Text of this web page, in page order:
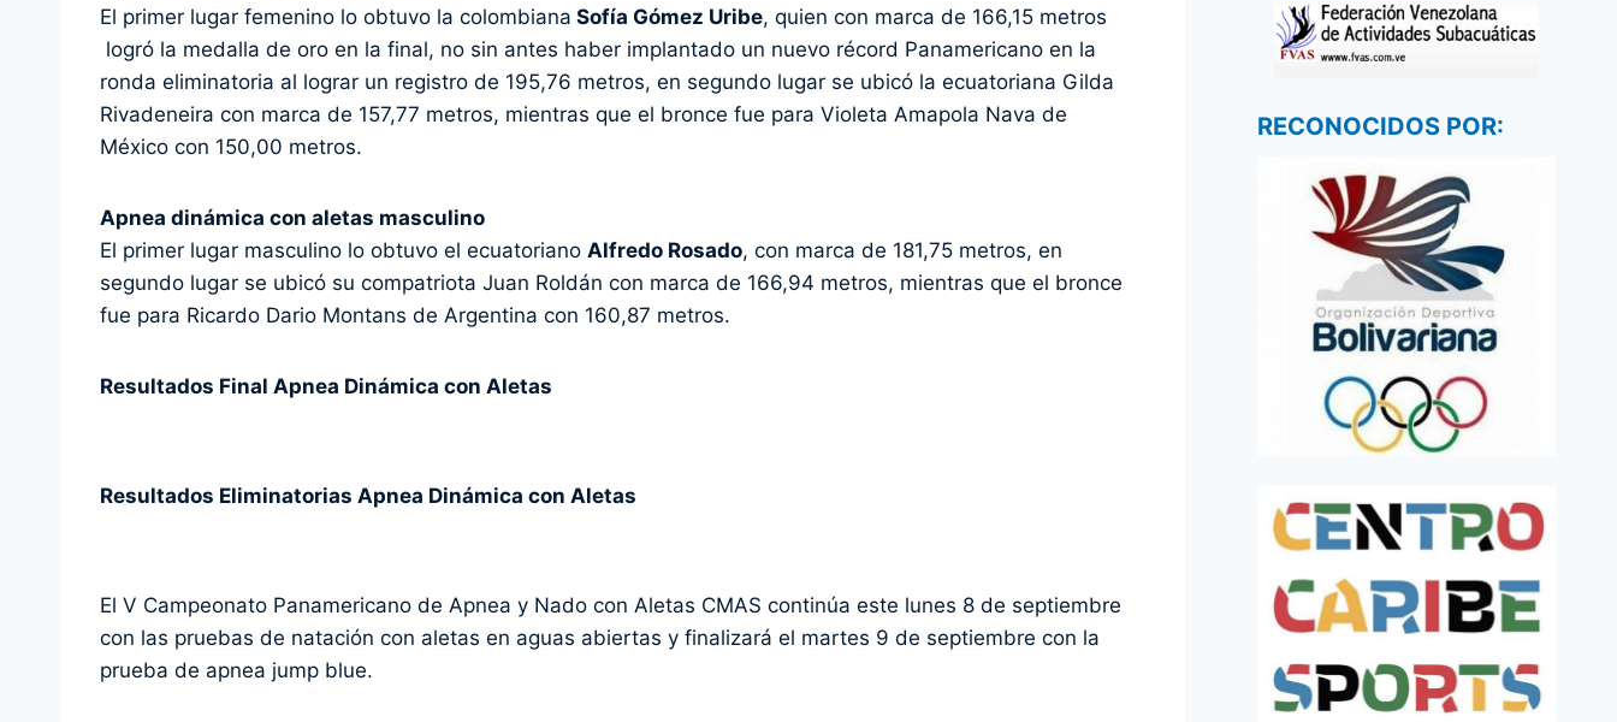
El primer lugar femenino lo obtuvo la colombiana Sofía Gómez Uribe, quien con marca de 166,15 metros
logró la medalla de oro en la final, no sin antes haber implantado un nuevo récord Panamericano en la
ronda eliminatoria al lograr un registro de 195,76 metros, en segundo lugar se ubicó la ecuatoriana Gilda
Rivadeneira con marca de 157,77 metros, mientras que el bronce fue para Violeta Amapola Nava de
México con 150,00 metros.
Apnea dinámica con aletas masculino
El primer lugar masculino lo obtuvo el ecuatoriano Alfredo Rosado, con marca de 181,75 metros, en
segundo lugar se ubicó su compatriota Juan Roldán con marca de 166,94 metros, mientras que el bronce
fue para Ricardo Dario Montans de Argentina con 160,87 metros.
Resultados Final Apnea Dinámica con Aletas
Resultados Eliminatorias Apnea Dinámica con Aletas
El V Campeonato Panamericano de Apnea y Nado con Aletas CMAS continúa este lunes 8 de septiembre
con las pruebas de natación con aletas en aguas abiertas y finalizará el martes 9 de septiembre con la
prueba de apnea jump blue.
RECONOCIDOS POR: